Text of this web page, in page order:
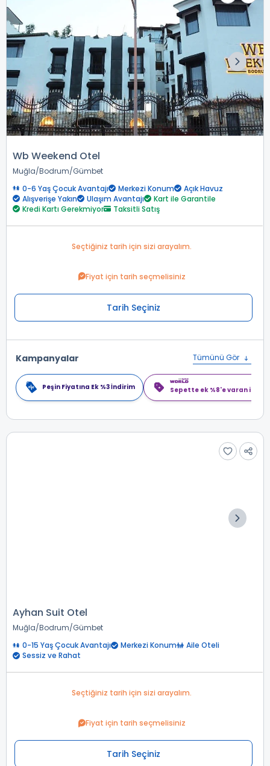
Wb Weekend Otel
Muğla Bodrum Gümbet
0-6 Yaş Çocuk Avantajı
Merkezi Konum
Açık Havuz
Alışverişe Yakın
Ulaşım Avantajı
Kart ile Garantile
Kredi Kartı Gerekmiyor
Taksitli Satış
Seçtiğiniz tarih için sizi arayalım.
Fiyat için tarih seçmelisiniz
Tarih Seçiniz
Kampanyalar Tümünü Gör
Peşin Fiyatına Ek %3 İndirim Sepette ek %8'e varan
Ayhan Suit Otel
Muğla Bodrum Gümbet
0-15 Yaş Çocuk Avantajı
Merkezi Konum
Aile Oteli
Sessiz ve Rahat
Seçtiğiniz tarih için sizi arayalım.
Fiyat için tarih seçmelisiniz
Tarih Seçiniz